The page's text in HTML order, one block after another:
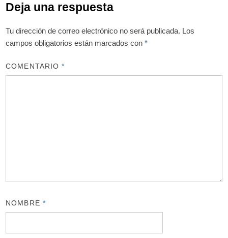
Deja una respuesta
Tu dirección de correo electrónico no será publicada. Los
campos obligatorios están marcados con*
COMENTARIO*
NOMBRE *